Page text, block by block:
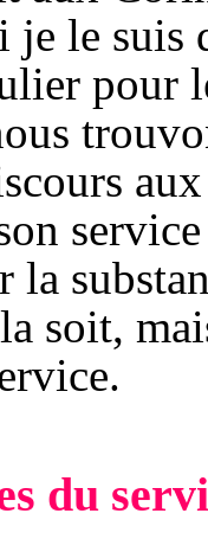
je le
pour
la
soit,
du